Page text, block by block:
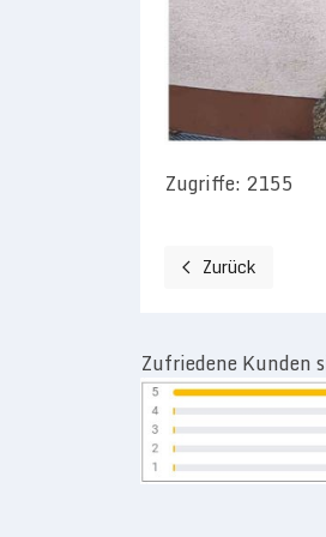
Zugriffe: 2155
Vorheriger
Zurück
Zufriedene Kunden